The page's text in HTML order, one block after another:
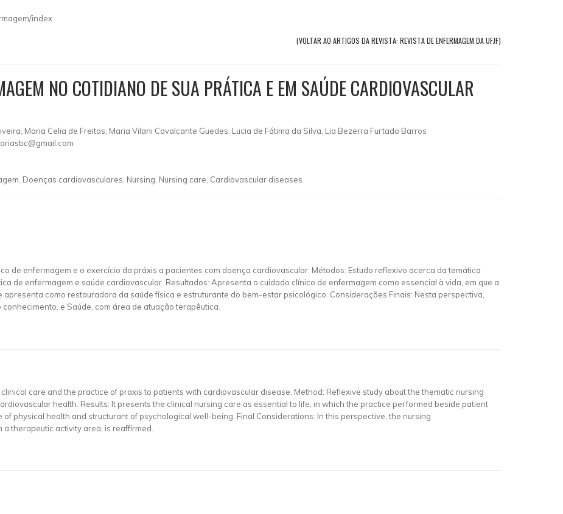
index
(VOLTAR AO ARTIGOS DA REVISTA: REVISTA DE ENFERMAGEM DA UFJF)
NO COTIDIANO DE SUA PRÁTICA E EM SAÚDE CARDIOVASCULAR
Maria Celia de Freitas, Maria Vilani Cavalcante Guedes, Lucia de Fátima da Silva, Lia Bezerra Furtado Barros
Doenças cardiovasculares, Nursing, Nursing care, Cardiovascular diseases
de enfermagem e o exercício da práxis a pacientes com doença cardiovascular. Métodos: Estudo reflexivo acerca da temática
de enfermagem e saúde cardiovascular. Resultados: Apresenta o cuidado clínico de enfermagem como essencial à vida, em que a
como restauradora da saúde física e estruturante do bem-estar psicológico. Considerações Finais: Nesta perspectiva,
e Saúde, com área de atuação terapêutica.
care and the practice of praxis to patients with cardiovascular disease. Method: Reflexive study about the thematic nursing
health. Results: It presents the clinical nursing care as essential to life, in which the practice performed beside patient
physical health and structurant of psychological well-being. Final Considerations: In this perspective, the nursing
therapeutic activity area, is reaffirmed.